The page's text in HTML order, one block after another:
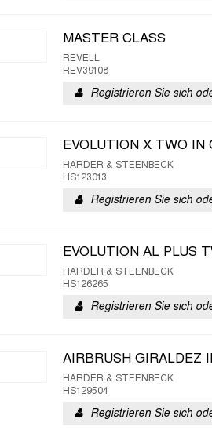
MASTER CLASS
REVELL
REV39108
Registrieren Sie sich
EVOLUTION X TWO IN
HARDER & STEENBECK
HS123013
Registrieren Sie sich
EVOLUTION AL PLUS
HARDER & STEENBECK
HS126265
Registrieren Sie sich
AIRBRUSH GIRALDEZ
HARDER & STEENBECK
HS129504
Registrieren Sie sich